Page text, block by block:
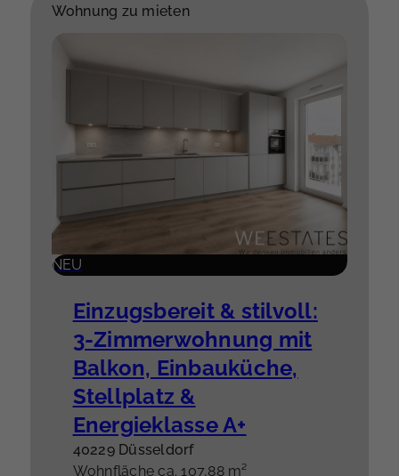
Wohnung zu mieten
NEU
Einzugsbereit & stilvoll:
3-Zimmerwohnung mit
Balkon, Einbauküche,
Stellplatz &
Energieklasse A+
40229 Düsseldorf
Wohnfläche ca. 107,88 m²